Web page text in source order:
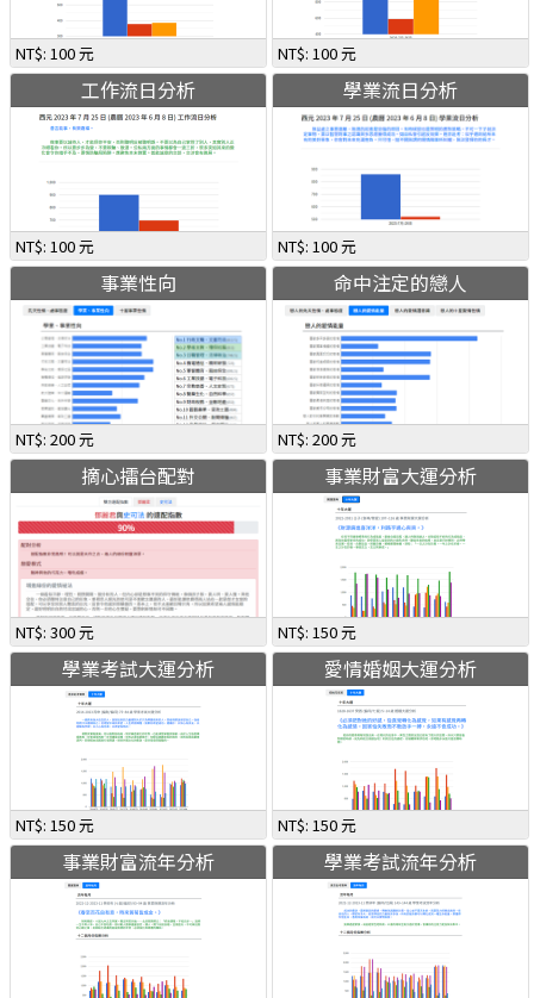
NT$: 100 元 NT$: 100 元
工作流日分析
NT$: 100 元
學業流日分析
NT$: 100 元
事業性向
NT$: 200 元
命中注定的戀人
NT$: 200 元
摘心擂台配對
NT$: 300 元
事業財富大運分析
NT$: 150 元
學業考試大運分析
NT$: 150 元
愛情婚姻大運分析
NT$: 150 元
事業財富流年分析 學業考試流年分析